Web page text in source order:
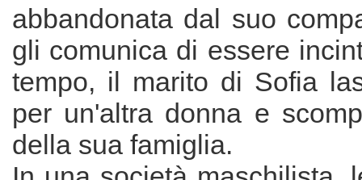
abbandonata dal suo
gli comunica di essere
tempo, il marito di Sofia
per un'altra donna e
della sua famiglia.